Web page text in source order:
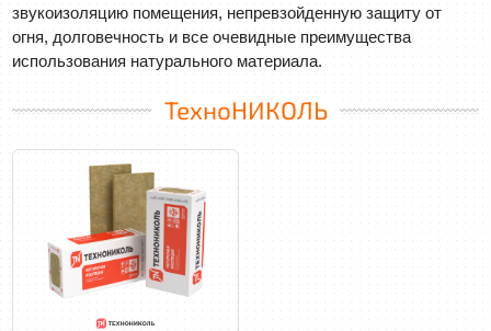
звукоизоляцию помещения, непревзойденную защиту от
огня, долговечность и все очевидные преимущества
использования натурального материала.
ТехноНИКОЛЬ